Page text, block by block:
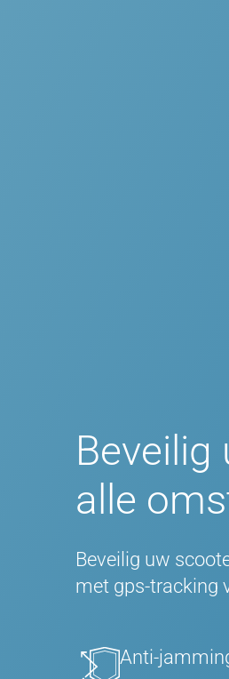
Beveilig
alle
Beveilig uw
met gps-tracking
Anti-